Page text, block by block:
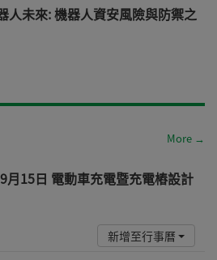
人未來: 機器人資安風險與防禦之
More →
9月15日 電動車充電暨充電樁設計
新增至行事曆